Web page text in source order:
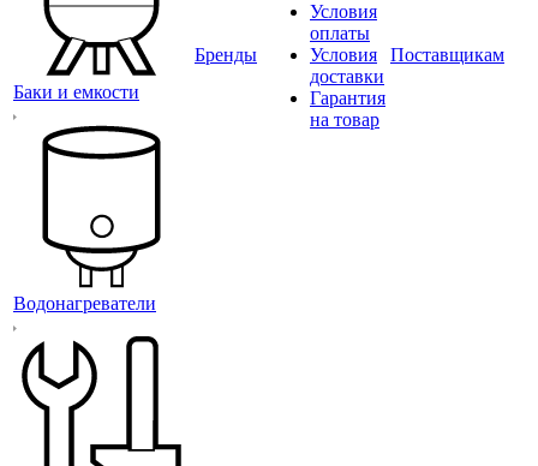
Баки и емкости
Водонагреватели
Бренды
Условия
оплаты
Условия
доставки
Гарантия
на товар
Поставщикам